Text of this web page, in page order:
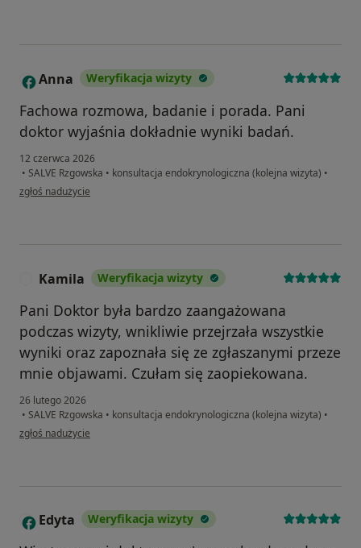
A Anna Weryfikacja wizyty
Fachowa rozmowa, badanie i porada. Pani
doktor wyjaśnia dokładnie wyniki badań.
12 czerwca 2026
• SALVE Rzgowska • konsultacja endokrynologiczna (kolejna wizyta) •
w opinii użytkownika Anna
zgłoś nadużycie
Kamila Weryfikacja wizyty
Pani Doktor była bardzo zaangażowana
podczas wizyty, wnikliwie przejrzała wszystkie
wyniki oraz zapoznała się ze zgłaszanymi przeze
mnie objawami. Czułam się zaopiekowana.
26 lutego 2026
• SALVE Rzgowska • konsultacja endokrynologiczna (kolejna wizyta) •
w opinii użytkownika Kamila
zgłoś nadużycie
E Edyta Weryfikacja wizyty